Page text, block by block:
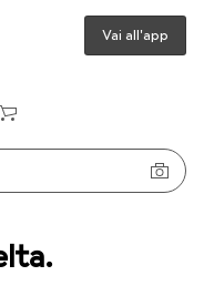
Vai all'app
per l'astigmatismo